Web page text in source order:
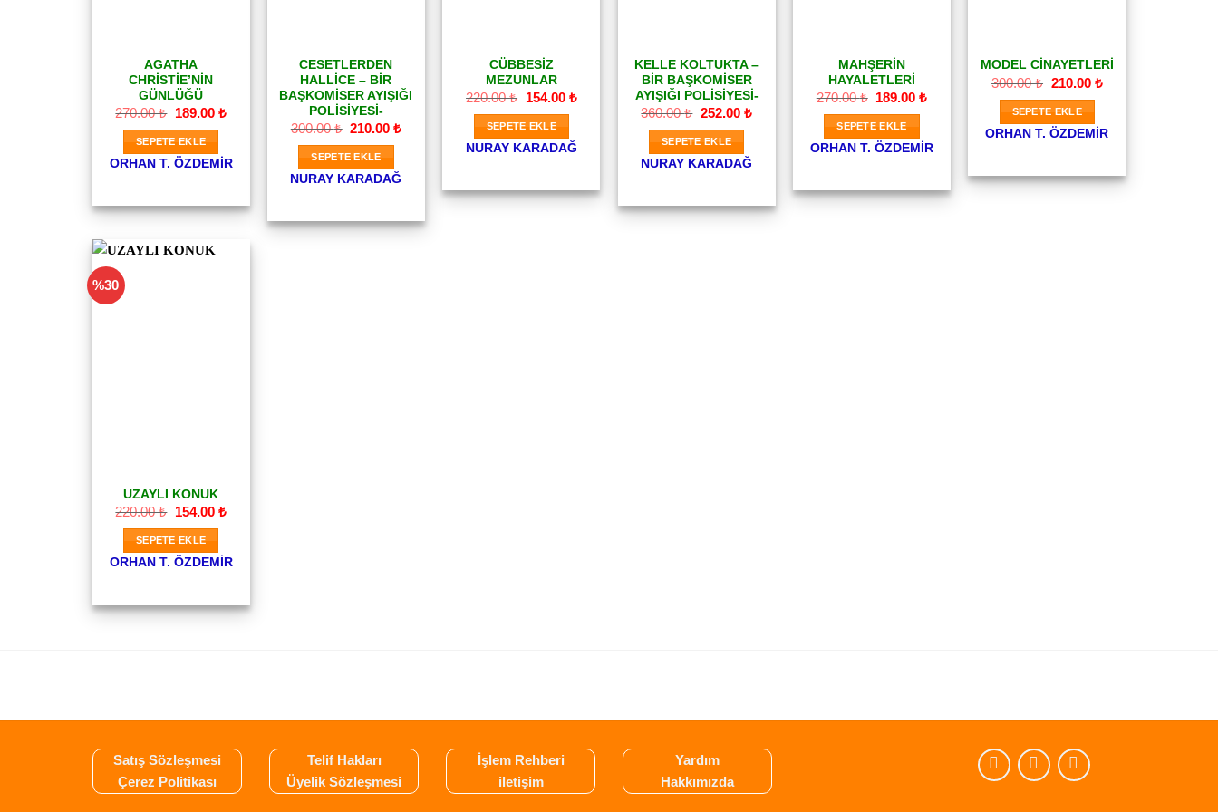
AGATHA
CHRİSTİE’NİN
GÜNLÜĞÜ
270.00₺
Orijinal
270.00 ₺.
189.00 ₺Şu
SEPETE EKLE
ORHAN T. ÖZDEMIR
CESETLERDEN
HALLİCE – BIR
BAŞKOMISER AYIŞIĞI
POLISIYESI-
300.00₺ Orijinal
300.00 ₺.
210.00₺Şu
SEPETE EKLE
NURAY KARADAĞ
CÜBBESİZ
MEZUNLAR
220.00₺
Orijinal
220.00 ₺.
154.00 ₺Şu
SEPETE EKLE
NURAY KARADAĞ
KELLE KOLTUKTA –
BIR BAŞKOMISER
AYIŞIĞI POLISIYESI-
360.00₺ Orijinal
360.00 ₺.
252.00 ₺Şu
SEPETE EKLE
NURAY KARADAĞ
MAHŞERİN
HAYALETLERİ
270.00₺
Orijinal
270.00 ₺.
189.00₺Şu
SEPETE EKLE
ORHAN T. ÖZDEMIR
MODEL CINAYETLERI
300.00₺ Orijinal
fiyat:
300.00 ₺.
210.00 ₺Şu
SEPETE EKLE
ORHAN T. ÖZDEMIR
%30
UZAYLI KONUK
220.00₺
Orijinal
220.00 ₺.
154.00 ₺Şu
SEPETE EKLE
ORHAN T. ÖZDEMIR
Satış Sözleşmesi
Çerez Politikası
Telif Hakları
Üyelik Sözleşmesi
İşlem Rehberi
iletişim
Yardım
Hakkımızda